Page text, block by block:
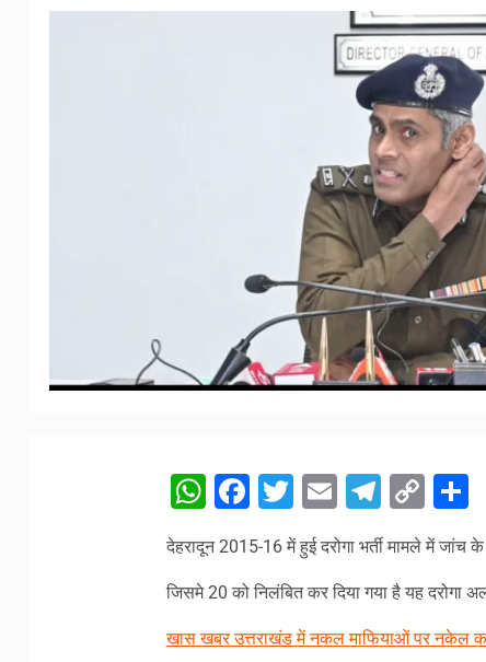
WhatsApp
Facebook
Twitter
EmailCopy
Link
देहरादून 2015-16 में हुई दरोगा भर्ती मामले में जांच के
जिसमे 20 को निलंबित कर दिया गया है यह दरोगा
खास खबर उत्तराखंड में नकल माफियाओं पर नकेल